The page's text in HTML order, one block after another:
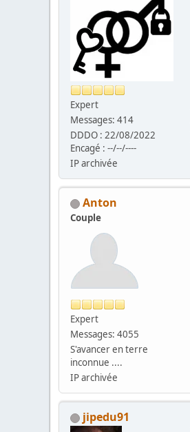
Expert
Messages: 414
DDDO : 22/08/2022
Encagé : --/--/----
IP archivée
Anton
Couple
Expert
Messages: 4055
S'avancer en terre
inconnue ....
IP archivée
jipedu91